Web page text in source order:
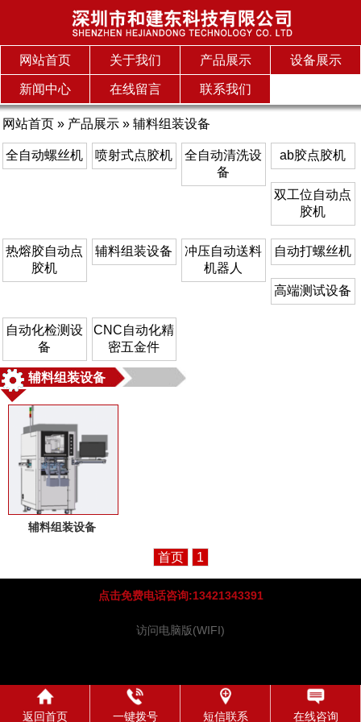
网站首页 关于我们 产品展示 设备展示
新闻中心 在线留言 联系我们
网站首页 » 产品展示 » 辅料组装设备
全自动螺丝机 喷射式点胶机
全自动清洗设
备
ab胶点胶机
双工位自动点
胶机
热熔胶自动点
胶机
辅料组装设备
冲压自动送料
机器人
自动打螺丝机
高端测试设备
自动化检测设
备
CNC自动化精
密五金件
辅料组装设备
辅料组装设备
首页 1
点击免费电话咨询:13421343391
访问电脑版(WIFI)
返回首页 一键拨号 短信联系 在线咨询